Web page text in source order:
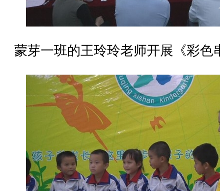
蒙芽一班的王玲玲老师开展《彩色